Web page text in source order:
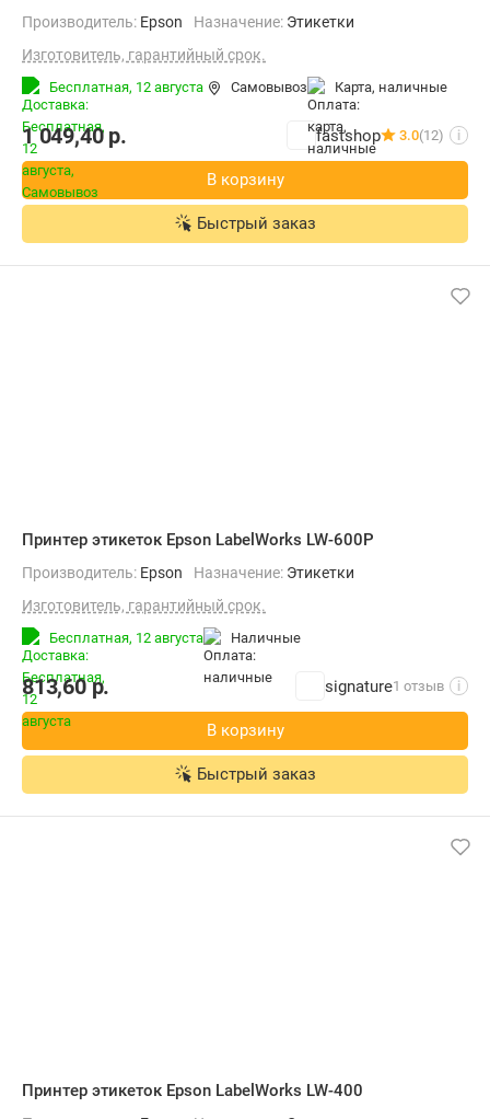
Производитель: Epson Назначение: Этикетки
Изготовитель, гарантийный срок.
Бесплатная, 12 августа Самовывоз карта, наличные
1 049,40р. fastshop 3.0(12) i
В корзину
Быстрый заказ
Принтер этикеток Epson LabelWorks LW-600P
Производитель: Epson Назначение: Этикетки
Изготовитель, гарантийный срок.
Бесплатная, 12 августа наличные
813,60р. signature1 отзыв i
В корзину
Быстрый заказ
Принтер этикеток Epson LabelWorks LW-400